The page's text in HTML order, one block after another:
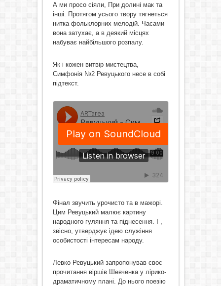
А ми просо сіяли, При долині мак та
інші. Протягом усього твору тягнеться
нитка фольклорних мелодій. Часами
вона затухає, а в деякий місцях
набуває найбільшого розпалу.
Як і кожен витвір мистецтва,
Симфонія №2 Ревуцького несе в собі
підтекст.
Фінал звучить урочисто та в мажорі.
Цим Ревуцький малює картину
народного гуляння та піднесення. І ,
звісно, утверджує ідею служіння
особистості інтересам народу.
Левко Ревуцький запропонував своє
прочитання віршів Шевченка у лірико-
драматичному плані. До нього поезію